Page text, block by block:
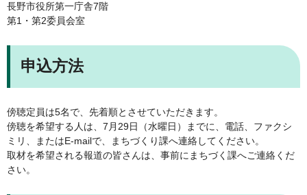
長野市役所第一庁舎7階
第1・第2委員会室
申込方法
傍聴定員は5名で、先着順とさせていただきます。
傍聴を希望する人は、7月29日（水曜日）までに、電話、ファクシ
ミリ、またはE-mailで、まちづくり課へ連絡してください。
取材を希望される報道の皆さんは、事前にまちづく課へご連絡くだ
さい。